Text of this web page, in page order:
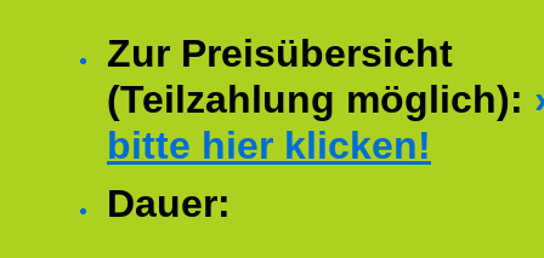
Zur Preisübersicht
(Teilzahlung möglich):
bitte hier klicken!
Dauer: